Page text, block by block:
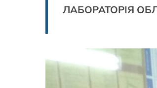
ЛАБОРАТОРІЯ